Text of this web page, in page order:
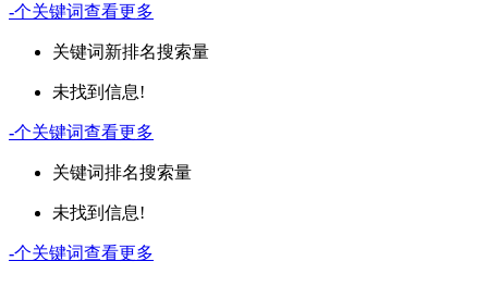
-个关键词查看更多
关键词新排名搜索量
未找到信息!
-个关键词查看更多
关键词排名搜索量
未找到信息!
-个关键词查看更多